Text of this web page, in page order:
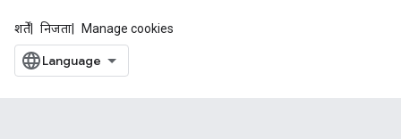
शर्तें निजता Manage cookies